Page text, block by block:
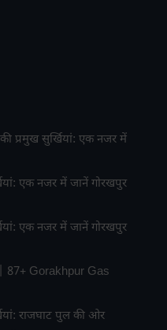
प्रमुख सुर्खियां: एक नजर में
एक नजर में जानें गोरखपुर
एक नजर में जानें गोरखपुर
87+ Gorakhpur Gas
राजघाट पुल की ओर